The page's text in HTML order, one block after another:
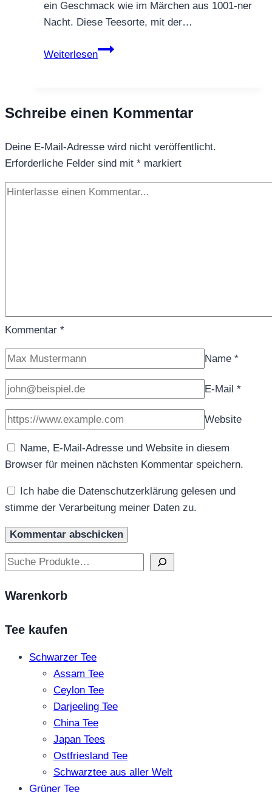
ein Geschmack wie im Märchen aus 1001-ner
Nacht. Diese Teesorte, mit der…
Weiterlesen
SCHWARZTEE
Schreibe einen Kommentar
Deine E-Mail-Adresse wird nicht veröffentlicht.
Erforderliche Felder sind mit * markiert
Kommentar *
Name *
E-Mail *
Website
Name, E-Mail-Adresse und Website in diesem
Browser für meinen nächsten Kommentar speichern.
Ich habe die Datenschutzerklärung gelesen und
stimme der Verarbeitung meiner Daten zu.
Suchen
Warenkorb
Tee kaufen
Schwarzer Tee
Assam Tee
Ceylon Tee
Darjeeling Tee
China Tee
Japan Tees
Ostfriesland Tee
Schwarztee aus aller Welt
Grüner Tee